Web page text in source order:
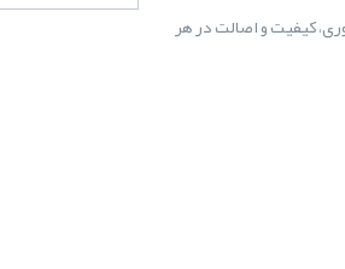
کیفیت و اصالت در هر